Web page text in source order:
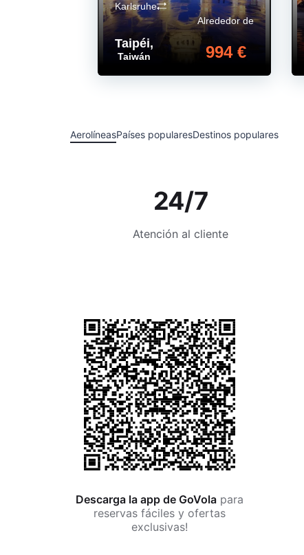
Taipéi,
Taiwán
Alrededor de
994 €
Karlsruhe
AerolíneasPaíses popularesDestinos populares
24/7
Atención al cliente
Descarga la app de GoVola para
reservas fáciles y ofertas
exclusivas!